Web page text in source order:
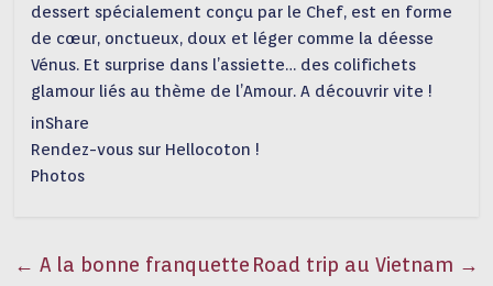
dessert spécialement conçu par le Chef, est en forme
de cœur, onctueux, doux et léger comme la déesse
Vénus. Et surprise dans l’assiette… des colifichets
glamour liés au thème de l’Amour. A découvrir vite !
inShare
Rendez-vous sur Hellocoton !
Photos
← A la bonne franquette Road trip au Vietnam →